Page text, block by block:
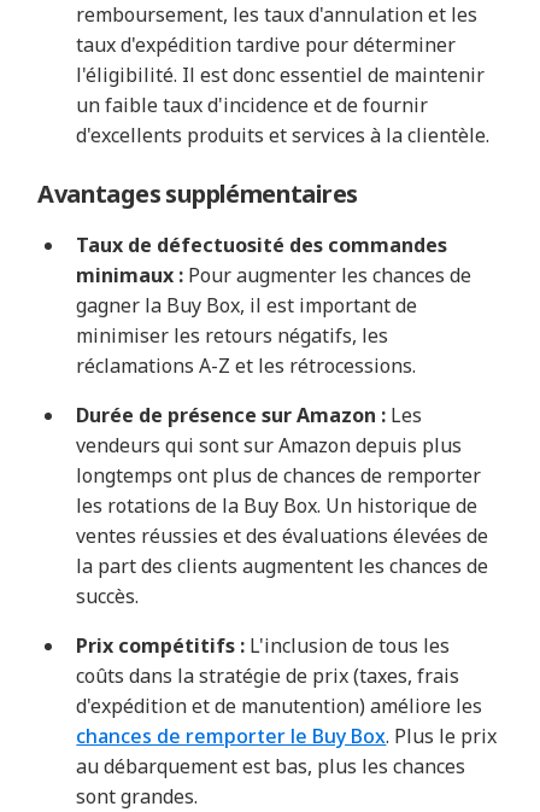
remboursement, les taux d'annulation et les
taux d'expédition tardive pour déterminer
l'éligibilité. Il est donc essentiel de maintenir
un faible taux d'incidence et de fournir
d'excellents produits et services à la clientèle.
Avantages supplémentaires
Taux de défectuosité des commandes
minimaux : Pour augmenter les chances de
gagner la Buy Box, il est important de
minimiser les retours négatifs, les
réclamations A-Z et les rétrocessions.
Durée de présence sur Amazon : Les
vendeurs qui sont sur Amazon depuis plus
longtemps ont plus de chances de remporter
les rotations de la Buy Box. Un historique de
ventes réussies et des évaluations élevées de
la part des clients augmentent les chances de
succès.
Prix compétitifs : L'inclusion de tous les
coûts dans la stratégie de prix (taxes, frais
d'expédition et de manutention) améliore les
chances de remporter le Buy Box. Plus le prix
au débarquement est bas, plus les chances
sont grandes.